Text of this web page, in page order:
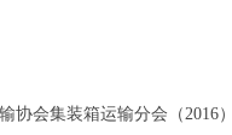
协会集装箱运输分会（2016